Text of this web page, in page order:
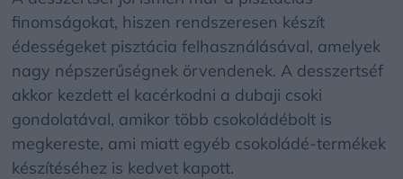
finomságokat, hiszen rendszeresen készít
édességeket pisztácia felhasználásával, amelyek
nagy népszerűségnek örvendenek. A desszertséf
akkor kezdett el kacérkodni a dubaji csoki
gondolatával, amikor több csokoládébolt is
megkereste, ami miatt egyéb csokoládé-termékek
készítéséhez is kedvet kapott.